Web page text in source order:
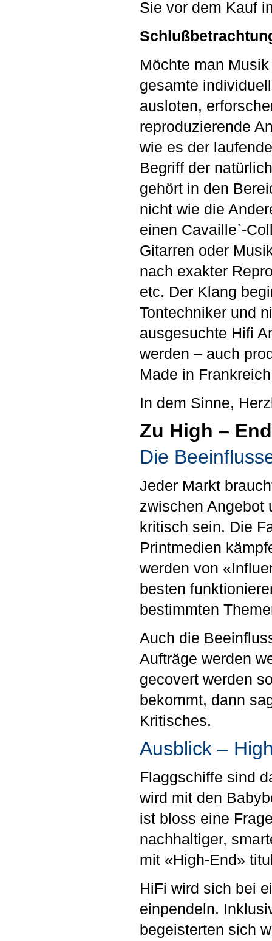
Sie vor dem Kauf
Möchte man
gesamte
ausloten,
reproduzierende
wie es der
Begriff der
gehört in den
nicht wie die
einen Cavaille`-
Gitarren oder
nach exakter
etc. Der Klang
Tontechniker und
ausgesuchte Hifi
werden – auch
Made in
In dem Sinne,
Zu High –
Die
Jeder Markt
zwischen Angebot
kritisch sein. Die
Printmedien
werden von
besten
bestimmten
Auch die
Aufträge werden
gecovert werden
bekommt, dann
Kritisches.
Ausblick –
Flaggschiffe sind
wird mit den
ist bloss eine
nachhaltiger,
mit «High-End»
HiFi wird sich bei
einpendeln.
begeisterten sich